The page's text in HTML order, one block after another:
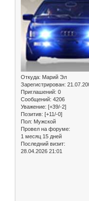
Откуда: Марий Эл
Зарегистрирован:
Приглашений: 0
Сообщений: 4206
Уважение: [+39/-2]
Позитив: [+11/-0]
Пол: Мужской
Провел на форуме:
1 месяц 15 дней
Последний визит:
28.04.2026 21:01